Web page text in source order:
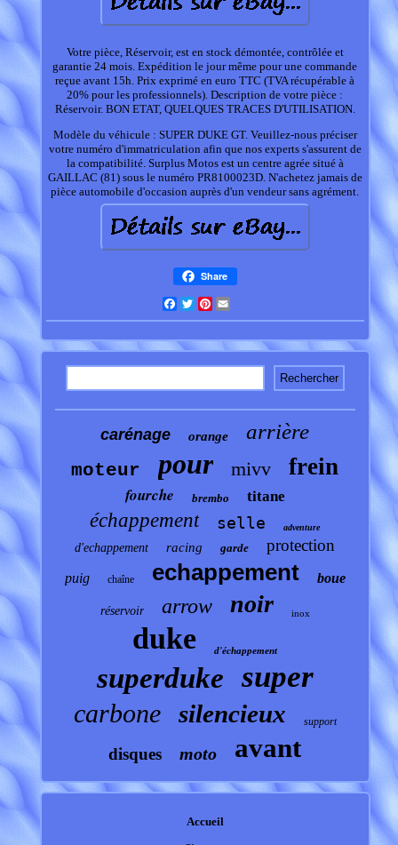
Votre pièce, Réservoir, est en stock démontée, contrôlée et
garantie 24 mois. Expédition le jour même pour une commande
reçue avant 15h. Prix exprimé en euro TTC (TVA récupérable à
20% pour les professionnels). Description de votre pièce :
Réservoir. BON ETAT, QUELQUES TRACES D'UTILISATION.
Modèle du véhicule : SUPER DUKE GT. Veuillez-nous préciser
votre numéro d'immatriculation afin que nos experts s'assurent de
la compatibilité. Surplus Motos est un centre agrée situé à
GAILLAC (81) sous le numéro PR8100023D. N'achetez jamais de
pièce automobile d'occasion auprès d'un vendeur sans agrément.
Share
Facebook
TwitterPinterest
carénage orange arrière
moteur pour mivv frein
fourche brembo titane
échappement selle adventure
d'echappement racing garde protection
puig chaîne echappement boue
réservoir arrow noir inox
duke d'échappement
superduke super
carbone silencieux support
disques moto avant
Accueil